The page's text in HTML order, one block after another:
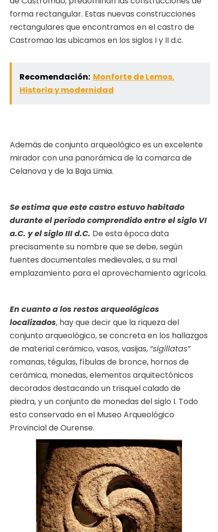
forma rectangular. Estas nuevas construcciones
rectangulares que encontramos en el castro de
Castromao las ubicamos en los siglos I y II d.c.
Recomendación: Monforte de Lemos.
Historia y modernidad
Además de conjunto arqueológico es un excelente
mirador con una panorámica de la comarca de
Celanova y de la Baja Limia.
Se estima que este castro estuvo habitado
durante el período comprendido entre el siglo VI
a.C. y el siglo III d.C. De esta época data
precisamente su nombre que se debe, según
fuentes documentales medievales, a su mal
emplazamiento para el aprovechamiento agrícola.
En cuanto a los restos arqueológicos
localizados, hay que decir que la riqueza del
conjunto arqueológico, se concreta en los hallazgos
de material cerámico, vasos, vasijas, “sigillatas”
romanas, tégulas, fíbulas de bronce, hornos de
cerámica, monedas, elementos arquitectónicos
decorados destacando un trisquel calado de
piedra, y un conjunto de monedas del siglo I. Todo
esto conservado en el Museo Arqueológico
Provincial de Ourense.